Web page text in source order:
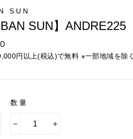
SUN
SUN】ANDRE225
円以上(税込)で無料 ※一部地域を除く
数量